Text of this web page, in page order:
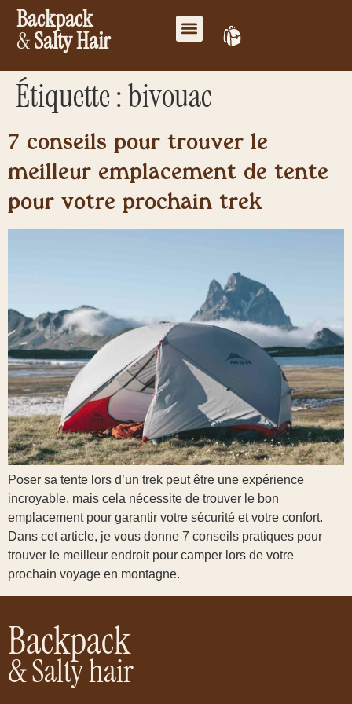
Backpack
&Salty Hair
Étiquette :bivouac
7 conseils pour trouver le
meilleur emplacement de tente
pour votre prochain trek
Poser sa tente lors d’un trek peut être une expérience
incroyable, mais cela nécessite de trouver le bon
emplacement pour garantir votre sécurité et votre confort.
Dans cet article, je vous donne 7 conseils pratiques pour
trouver le meilleur endroit pour camper lors de votre
prochain voyage en montagne.
Backpack
& Salty hair